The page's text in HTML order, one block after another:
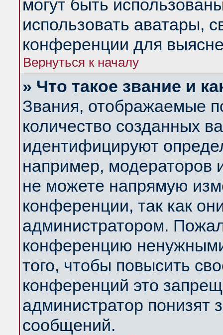
могут быть
использовать аватары,
конференции для
Вернуться к началу
» Что такое звание и
Звания, отображаемые
количество созданных
идентифицируют
например, модераторов
не можете напрямую
конференции, так как
администратором.
конференцию
того, чтобы повысить
конференций это
администратор понизят
сообщений.